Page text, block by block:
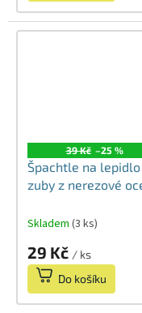
39 Kč –25 %
Špachtle na lepidlo
zuby z nerezové
Skladem (3 ks)
29 Kč / ks
Do košíku